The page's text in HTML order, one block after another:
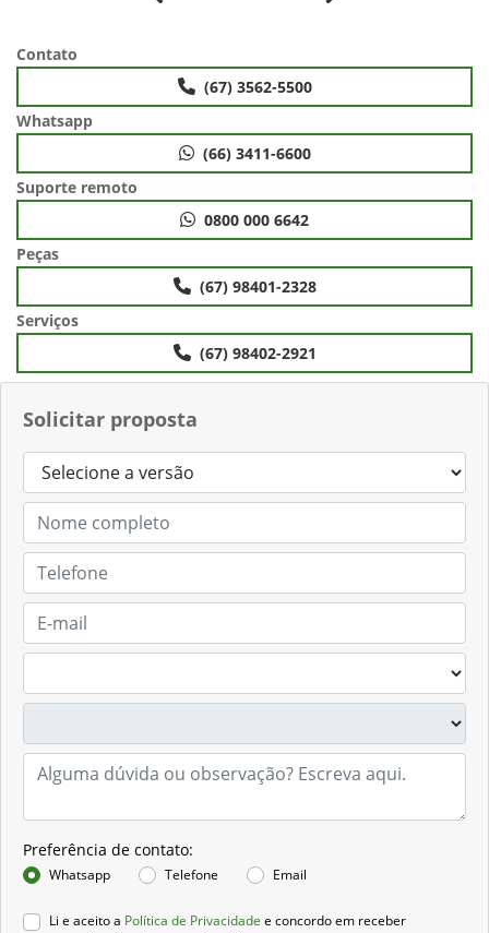
Solicitar proposta
Preferência de contato:
Whatsapp Telefone Email
Li e aceito a Política de Privacidade e concordo em receber
Contato
(67) 3562-5500
Whatsapp
(66) 3411-6600
Suporte remoto
0800 000 6642
Peças
(67) 98401-2328
Serviços
(67) 98402-2921